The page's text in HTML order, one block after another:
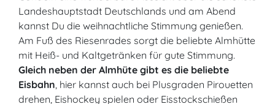
Landeshauptstadt Deutschlands und am Abend
kannst Du die weihnachtliche Stimmung genießen.
Am Fuß des Riesenrades sorgt die beliebte Almhütte
mit Heiß- und Kaltgetränken für gute Stimmung.
Gleich neben der Almhüte gibt es die beliebte
Eisbahn, hier kannst auch bei Plusgraden Pirouetten
drehen, Eishockey spielen oder Eisstockschießen